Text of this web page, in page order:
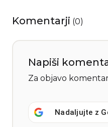
Komentarji (0)
Napiši
Za objavo
Nadaljujte z